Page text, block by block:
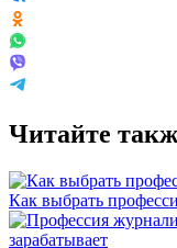
Читайте
Как выбрать